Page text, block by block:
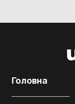
Головна